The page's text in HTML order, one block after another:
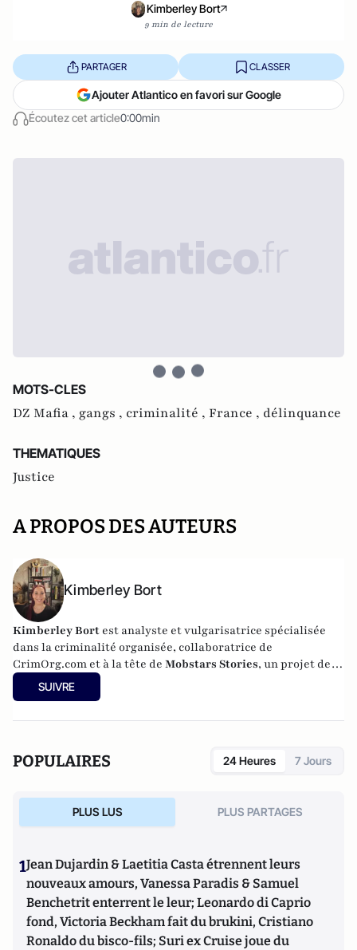
Kimberley Bort
9 min de lecture
Écoutez cet article0:00min
PARTAGER CLASSER
Ajouter Atlantico en favori sur Google
MOTS-CLES
DZ Mafia , gangs , criminalité , France , délinquance
THEMATIQUES
Justice
A PROPOS DES AUTEURS
Kimberley Bort
Kimberley Bort est analyste et vulgarisatrice spécialisée
dans la criminalité organisée, collaboratrice de
CrimOrg.com et à la tête de Mobstars Stories, un projet de
contenus sur les réseaux sociaux qui explore les
dynamiques du crime organisé et ses représentations.
SUIVRE
POPULAIRES 24 Heures 7 Jours
PLUS LUS PLUS PARTAGES
1Jean Dujardin & Laetitia Casta étrennent leurs
nouveaux amours, Vanessa Paradis & Samuel
Benchetrit enterrent le leur; Leonardo di Caprio
fond, Victoria Beckham fait du brukini, Cristiano
Ronaldo du bisco-fils; Suri ex Cruise joue du